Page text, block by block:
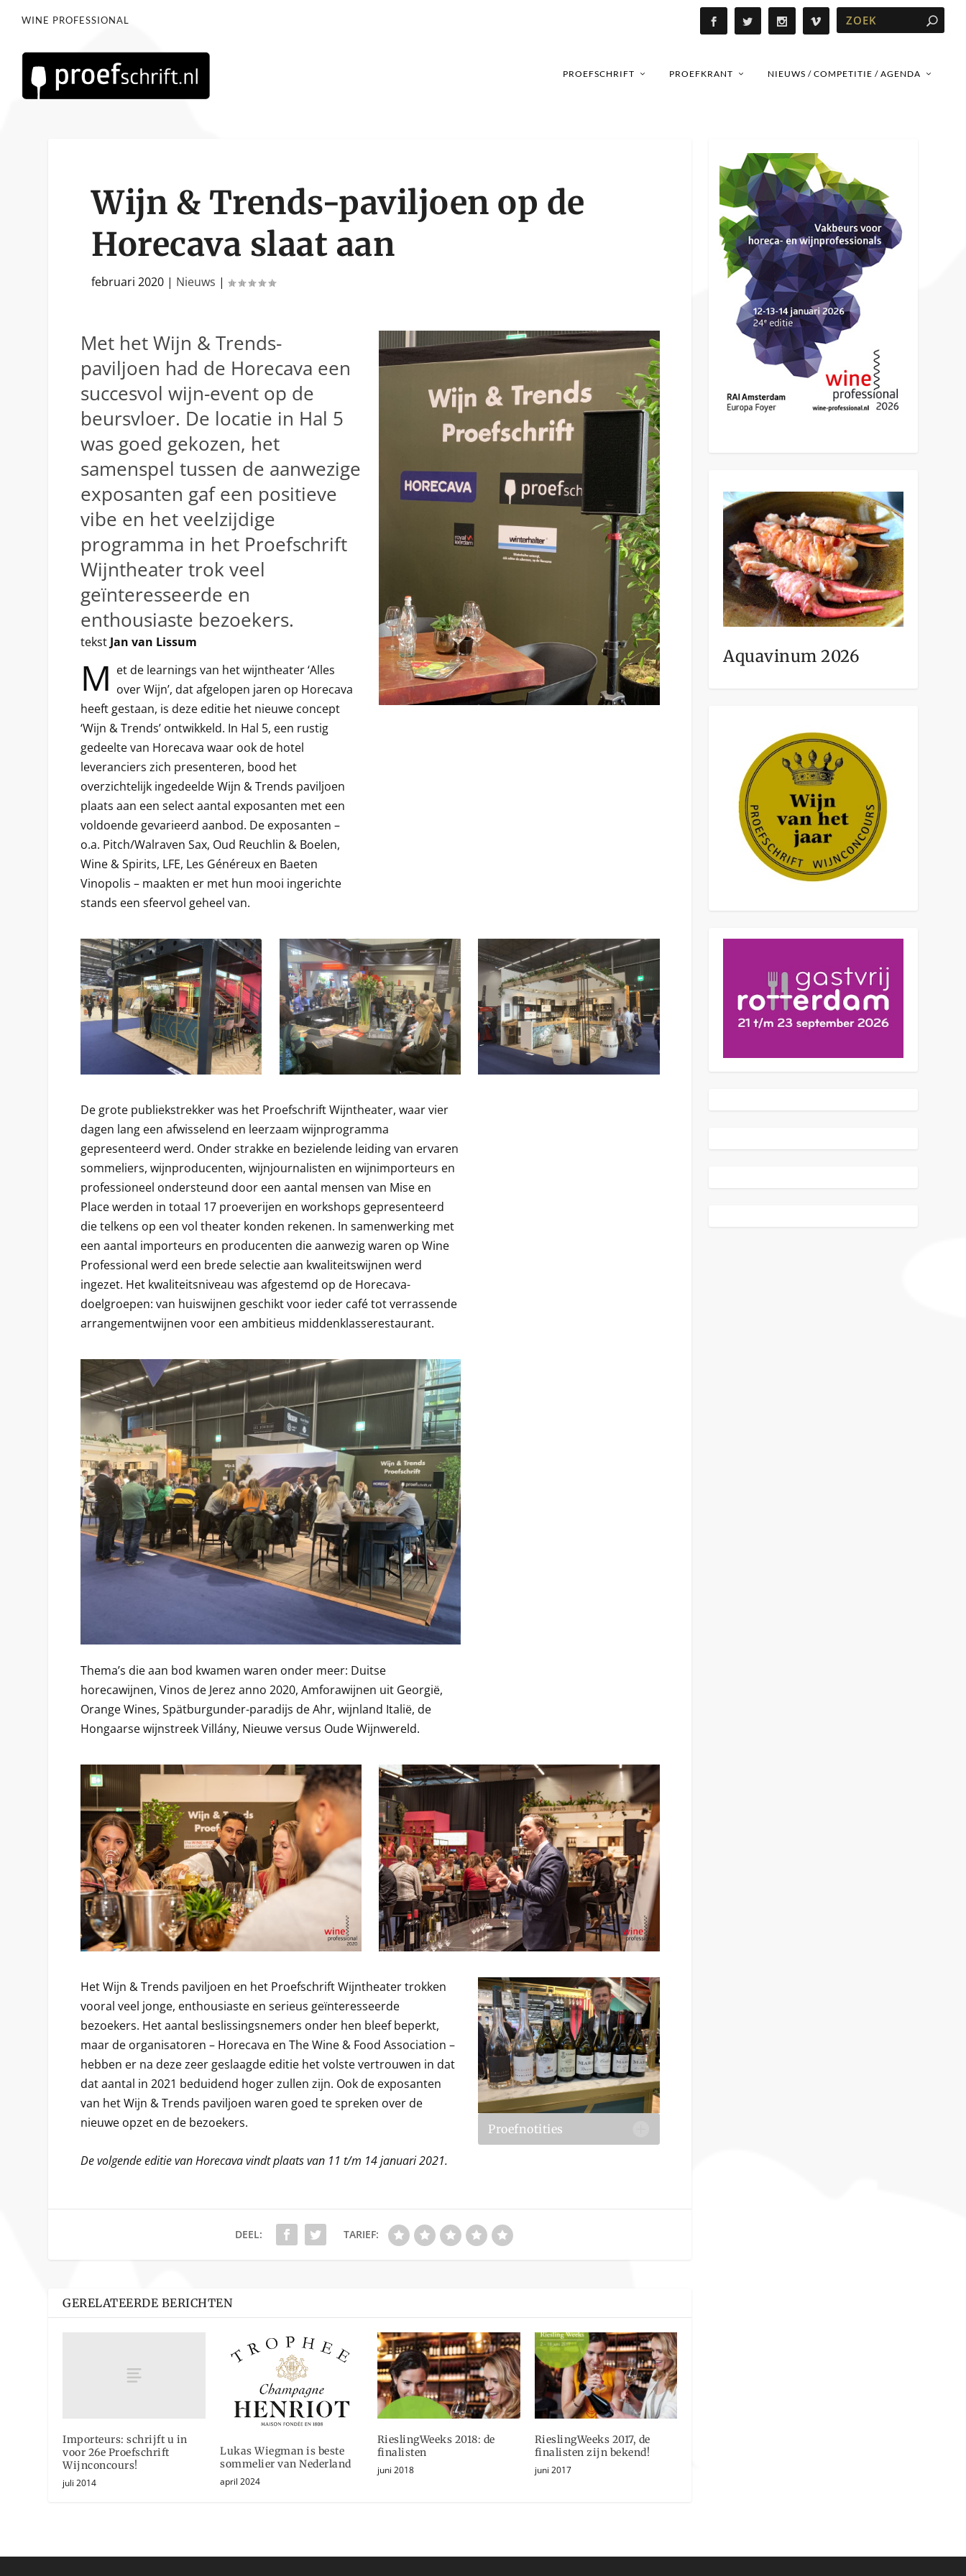
WINE PROFESSIONAL
PROEFSCHRIFT PROEFKRANT NIEUWS / COMPETITIE / AGENDA
Wijn & Trends-paviljoen op de
Horecava slaat aan
februari 2020 | Nieuws |
Met het Wijn & Trends-
paviljoen had de Horecava een
succesvol wijn-event op de
beursvloer. De locatie in Hal 5
was goed gekozen, het
samenspel tussen de aanwezige
exposanten gaf een positieve
vibe en het veelzijdige
programma in het Proefschrift
Wijntheater trok veel
geïnteresseerde en
enthousiaste bezoekers.
tekst Jan van Lissum
M et de learnings van het wijntheater ‘Alles
over Wijn’, dat afgelopen jaren op Horecava
heeft gestaan, is deze editie het nieuwe concept
‘Wijn & Trends’ ontwikkeld. In Hal 5, een rustig
gedeelte van Horecava waar ook de hotel
leveranciers zich presenteren, bood het
overzichtelijk ingedeelde Wijn & Trends paviljoen
plaats aan een select aantal exposanten met een
voldoende gevarieerd aanbod. De exposanten –
o.a. Pitch/Walraven Sax, Oud Reuchlin & Boelen,
Wine & Spirits, LFE, Les Généreux en Baeten
Vinopolis – maakten er met hun mooi ingerichte
stands een sfeervol geheel van.
De grote publiekstrekker was het Proefschrift Wijntheater, waar vier
dagen lang een afwisselend en leerzaam wijnprogramma
gepresenteerd werd. Onder strakke en bezielende leiding van ervaren
sommeliers, wijnproducenten, wijnjournalisten en wijnimporteurs en
professioneel ondersteund door een aantal mensen van Mise en
Place werden in totaal 17 proeverijen en workshops gepresenteerd
die telkens op een vol theater konden rekenen. In samenwerking met
een aantal importeurs en producenten die aanwezig waren op Wine
Professional werd een brede selectie aan kwaliteitswijnen werd
ingezet. Het kwaliteitsniveau was afgestemd op de Horecava-
doelgroepen: van huiswijnen geschikt voor ieder café tot verrassende
arrangementwijnen voor een ambitieus middenklasserestaurant.
Thema’s die aan bod kwamen waren onder meer: Duitse
horecawijnen, Vinos de Jerez anno 2020, Amforawijnen uit Georgië,
Orange Wines, Spätburgunder-paradijs de Ahr, wijnland Italië, de
Hongaarse wijnstreek Villány, Nieuwe versus Oude Wijnwereld.
Het Wijn & Trends paviljoen en het Proefschrift Wijntheater trokken
vooral veel jonge, enthousiaste en serieus geïnteresseerde
bezoekers. Het aantal beslissingsnemers onder hen bleef beperkt,
maar de organisatoren – Horecava en The Wine & Food Association –
hebben er na deze zeer geslaagde editie het volste vertrouwen in dat
dat aantal in 2021 beduidend hoger zullen zijn. Ook de exposanten
van het Wijn & Trends paviljoen waren goed te spreken over de
nieuwe opzet en de bezoekers.
De volgende editie van Horecava vindt plaats van 11 t/m 14 januari 2021.
Proefnotities
DEEL: TARIEF:
GERELATEERDE BERICHTEN
Importeurs: schrijft u in
voor 26e Proefschrift
Wijnconcours!
juli 2014
Lukas Wiegman is beste
sommelier van Nederland
april 2024
RieslingWeeks 2018: de
finalisten
juni 2018
RieslingWeeks 2017, de
finalisten zijn bekend!
juni 2017
Aquavinum 2026